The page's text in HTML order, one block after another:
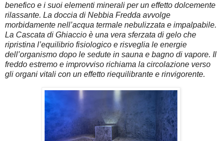
benefico e i suoi elementi minerali per un effetto dolcemente
rilassante. La doccia di Nebbia Fredda avvolge
morbidamente nell’acqua termale nebulizzata e impalpabile.
La Cascata di Ghiaccio è una vera sferzata di gelo che
ripristina l’equilibrio fisiologico e risveglia le energie
dell’organismo dopo le sedute in sauna e bagno di vapore. Il
freddo estremo e improvviso richiama la circolazione verso
gli organi vitali con un effetto riequilibrante e rinvigorente.